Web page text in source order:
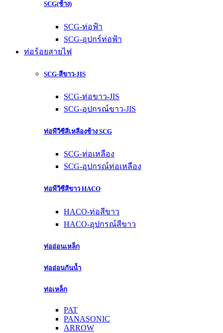
SCG(ช้าง)
SCG-ท่อฟ้า
SCG-อุปกร์ท่อฟ้า
ท่อร้อยสายไฟ
SCG-สีขาว-JIS
SCG-ท่อขาว-JIS
SCG-อุปกรณ์ขาว-JIS
ท่อพีวีซีสีเหลืองช้าง SCG
SCG-ท่อเหลือง
SCG-อุปกรณ์ท่อเหลือง
ท่อพีวีซีสีขาว HACO
HACO-ท่อสีขาว
HACO-อุปกรณ์สีขาว
ท่ออ่อนเหล็ก
ท่ออ่อนกันน้ำ
ท่อเหล็ก
PAT
PANASONIC
ARROW